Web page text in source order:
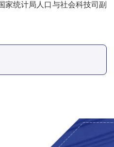
家统计局人口与社会科技司副